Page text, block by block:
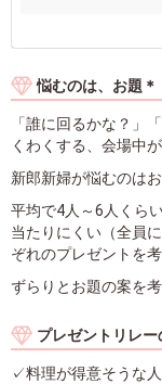
悩むのは、お題＊
「誰に回るかな？」
くわくする、会場中
新郎新婦が悩むのは
平均で4人～6人くら
当たりにくい（全員
ぞれのプレゼントを
ずらりとお題の案を
プレゼントリレー
✓料理が得意そうな人